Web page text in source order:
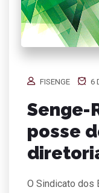
FISENGE 6
Senge-
posse
O Sindicato dos